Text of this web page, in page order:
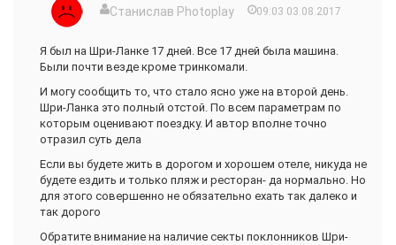
Станислав Photoplay 09:03 03.08.2017
Я был на Шри-Ланке 17 дней. Все 17 дней была машина.
Были почти везде кроме тринкомали.
И могу сообщить то, что стало ясно уже на второй день.
Шри-Ланка это полный отстой. По всем параметрам по
которым оценивают поездку. И автор вполне точно
отразил суть дела
Если вы будете жить в дорогом и хорошем отеле, никуда не
будете ездить и только пляж и ресторан- да нормально. Но
для этого совершенно не обязательно ехать так далеко и
так дорого
Обратите внимание на наличие секты поклонников Шри-